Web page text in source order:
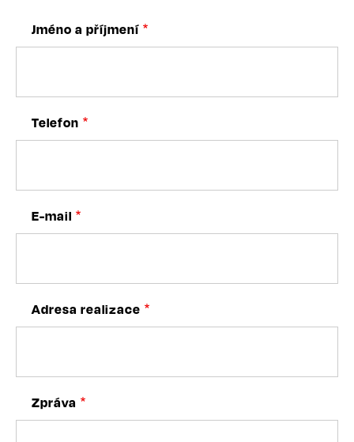
Jméno a příjmení
Telefon
E-mail
Adresa realizace
Zpráva